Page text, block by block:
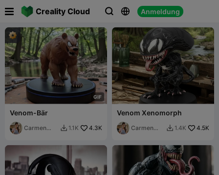
Creality Cloud   Anmeldung
 
GIF
Venom-Bär
Carmen
 1.1K 4.3K
Venom Xenomorph
Carmen
 1.4K 4.5K